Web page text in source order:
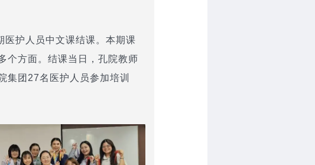
医护人员中文课结课。本期课
个方面。结课当日，孔院教师
集团27名医护人员参加培训